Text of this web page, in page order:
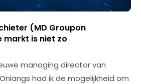
(MD Groupon
markt is niet zo
managing director van
had ik de mogelijkheid om